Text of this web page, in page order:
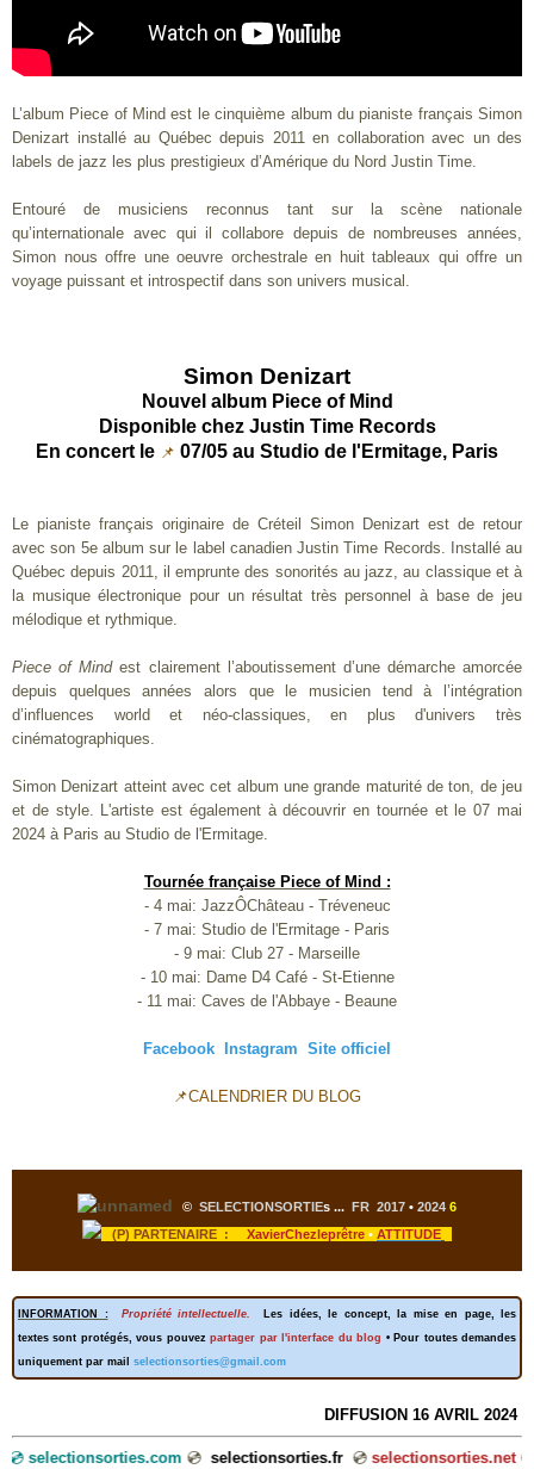
L’album Piece of Mind est le cinquième album du pianiste français Simon
Denizart installé au Québec depuis 2011 en collaboration avec un des
labels de jazz les plus prestigieux d’Amérique du Nord Justin Time.
Entouré de musiciens reconnus tant sur la scène nationale
qu’internationale avec qui il collabore depuis de nombreuses années,
Simon nous offre une oeuvre orchestrale en huit tableaux qui offre un
voyage puissant et introspectif dans son univers musical.
Simon Denizart
Nouvel album Piece of Mind
Disponible chez Justin Time Records
En concert le 📌 07/05 au Studio de l'Ermitage, Paris
Le pianiste français originaire de Créteil Simon Denizart est de retour
avec son 5e album sur le label canadien Justin Time Records. Installé au
Québec depuis 2011, il emprunte des sonorités au jazz, au classique et à
la musique électronique pour un résultat très personnel à base de jeu
mélodique et rythmique.
Piece of Mindest clairement l’aboutissement d’une démarche amorcée
depuis quelques années alors que le musicien tend à l’intégration
d’influences world et néo-classiques, en plus d'univers très
cinématographiques.
Simon Denizart atteint avec cet album une grande maturité de ton, de jeu
et de style. L'artiste est également à découvrir en tournée et le 07 mai
2024 à Paris au Studio de l'Ermitage.
Tournée française Piece of Mind :
- 4 mai: JazzÔChâteau - Tréveneuc
- 7 mai: Studio de l'Ermitage - Paris
- 9 mai: Club 27 - Marseille
- 10 mai: Dame D4 Café - St-Etienne
- 11 mai: Caves de l'Abbaye - Beaune
Facebook Instagram Site officiel
📌CALENDRIER DU BLOG
© SELECTIONSORTIEs ... FR 2017 • 2024 6
(P) PARTENAIRE :
XavierChezleprêtre • ATTITUDE
INFORMATION : Propriété intellectuelle.
Les idées, le concept, la mise en page, les
textes sont protégés, vous pouvezpartager par l'interface du blog • Pour toutes demandes
uniquement par mail
selectionsorties@gmail.com
DIFFUSION 16 AVRIL 2024
selectionsorties.com💿 selectionsorties.fr💿selectionsorties.net💿